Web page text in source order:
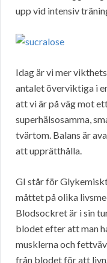
upp vid intensiv
Idag är vi mer
antalet överviktiga i
att vi är på väg mot
superhälsosamma,
tvärtom. Balans är
att upprätthålla.
GI står för
måttet på olika
Blodsockret är i sin
blodet efter att man
musklerna och
från blodet för att